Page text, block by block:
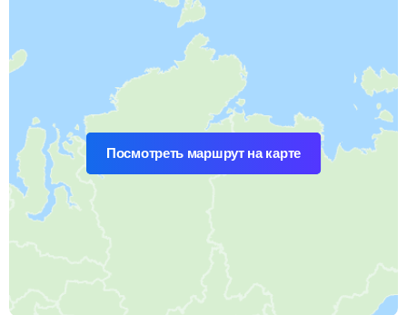
Посмотреть маршрут на карте